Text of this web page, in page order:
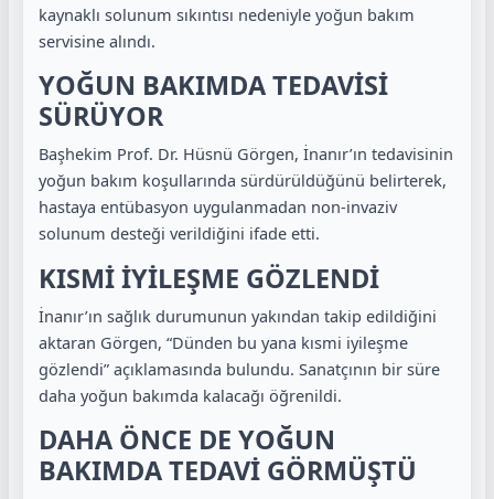
kaynaklı solunum sıkıntısı nedeniyle yoğun bakım
servisine alındı.
YOĞUN BAKIMDA TEDAVİSİ
SÜRÜYOR
Başhekim Prof. Dr. Hüsnü Görgen, İnanır’ın tedavisinin
yoğun bakım koşullarında sürdürüldüğünü belirterek,
hastaya entübasyon uygulanmadan non-invaziv
solunum desteği verildiğini ifade etti.
KISMİ İYİLEŞME GÖZLENDİ
İnanır’ın sağlık durumunun yakından takip edildiğini
aktaran Görgen, “Dünden bu yana kısmi iyileşme
gözlendi” açıklamasında bulundu. Sanatçının bir süre
daha yoğun bakımda kalacağı öğrenildi.
DAHA ÖNCE DE YOĞUN
BAKIMDA TEDAVİ GÖRMÜŞTÜ